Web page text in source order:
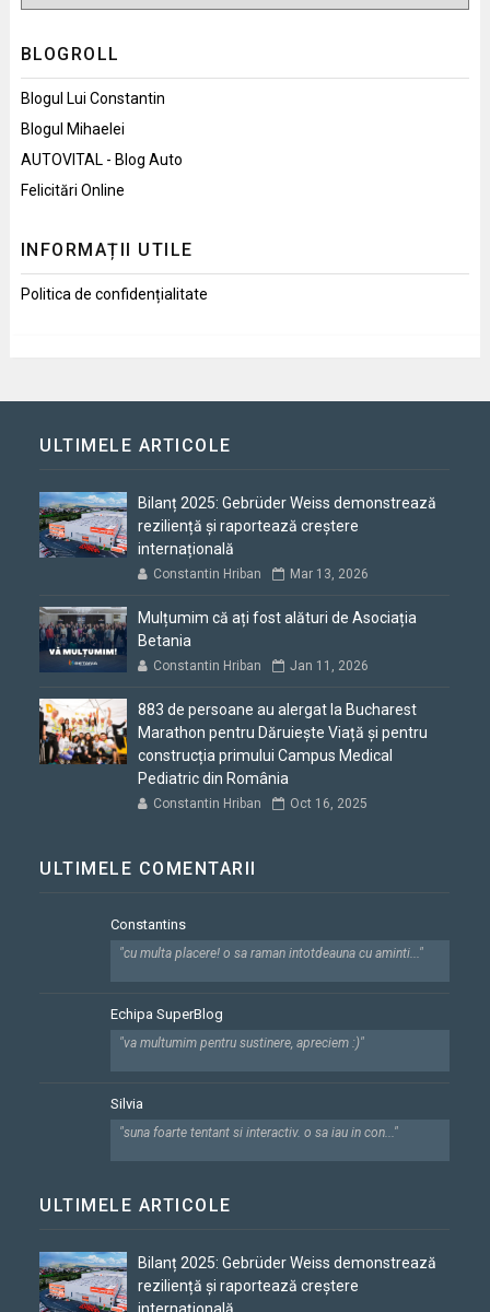
BLOGROLL
Blogul Lui Constantin
Blogul Mihaelei
AUTOVITAL - Blog Auto
Felicitări Online
INFORMAȚII UTILE
Politica de confidențialitate
ULTIMELE ARTICOLE
Bilanț 2025: Gebrüder Weiss demonstrează
reziliență și raportează creștere
internațională
Constantin Hriban Mar 13, 2026
Mulțumim că ați fost alături de Asociația
Betania
Constantin Hriban Jan 11, 2026
883 de persoane au alergat la Bucharest
Marathon pentru Dăruiește Viață și pentru
construcția primului Campus Medical
Pediatric din România
Constantin Hriban Oct 16, 2025
ULTIMELE COMENTARII
Constantins
"cu multa placere! o sa raman intotdeauna cu aminti..."
Echipa SuperBlog
"va multumim pentru sustinere, apreciem :)"
Silvia
"suna foarte tentant si interactiv. o sa iau in con..."
ULTIMELE ARTICOLE
Bilanț 2025: Gebrüder Weiss demonstrează
reziliență și raportează creștere